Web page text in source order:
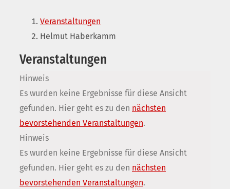
Veranstaltungen
Helmut Haberkamm
Veranstaltungen
Hinweis
Es wurden keine Ergebnisse für diese Ansicht
gefunden. Hier geht es zu den nächsten
bevorstehenden Veranstaltungen.
Hinweis
Es wurden keine Ergebnisse für diese Ansicht
gefunden. Hier geht es zu den nächsten
bevorstehenden Veranstaltungen.